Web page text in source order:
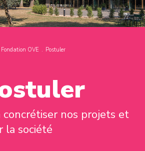
Fondation OVE Postuler
concrétiser nos projets et
la société